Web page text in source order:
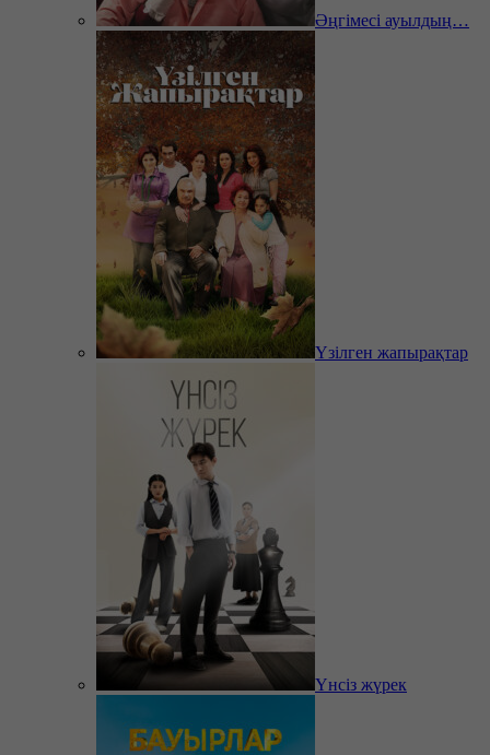
Әңгімесі ауылдың…
Үзілген жапырақтар
Үнсіз жүрек